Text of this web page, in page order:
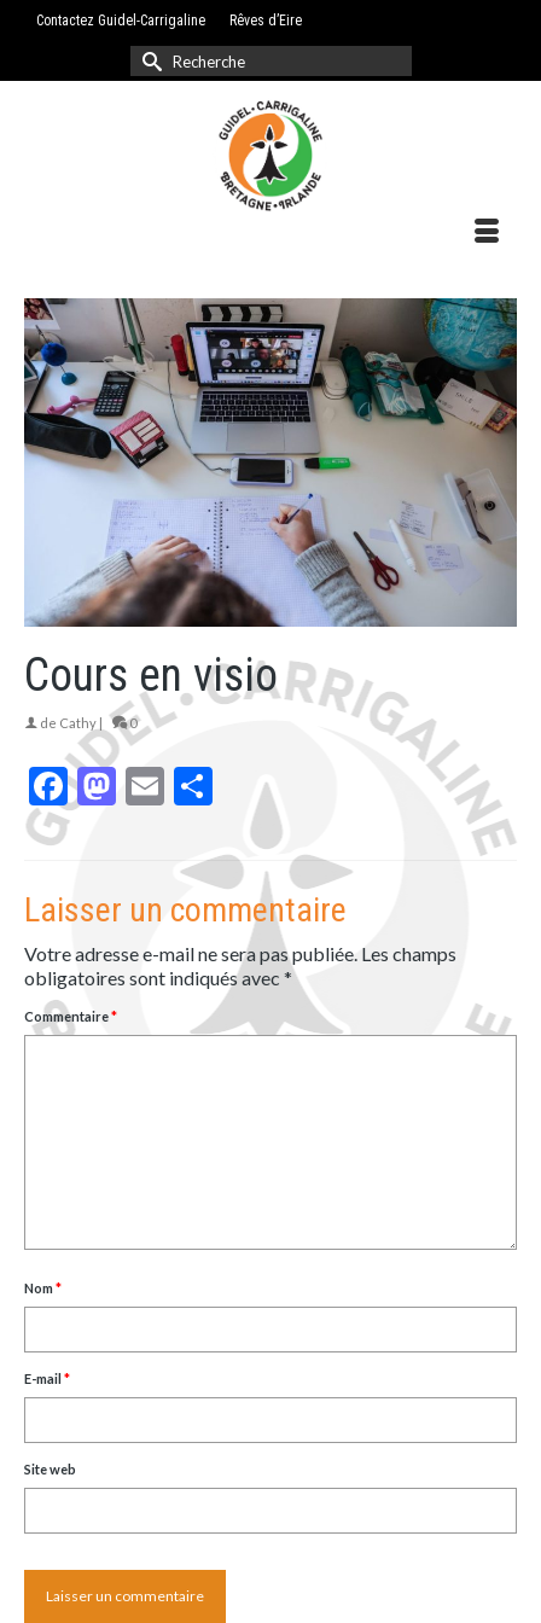
Contactez Guidel-Carrigaline Rêves d’Eire
Rechercher :
Cours en visio
de Cathy | 0
Facebook
Mastodon
EmailPartager
Laisser un commentaire
Votre adresse e-mail ne sera pas publiée. Les champs
obligatoires sont indiqués avec *
Commentaire*
Nom*
E-mail*
Site web